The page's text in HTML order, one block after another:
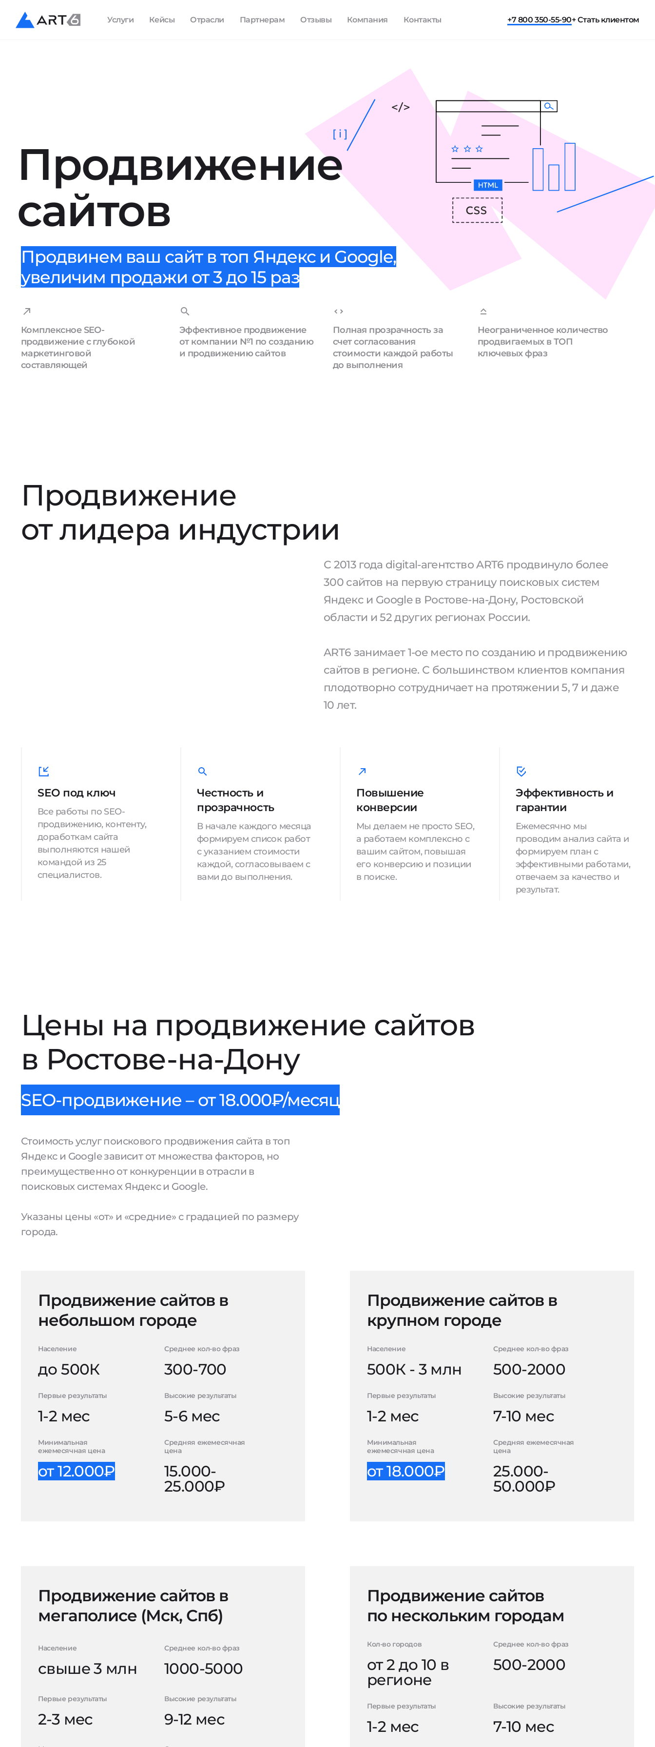
Услуги Кейсы Отрасли Партнерам Отзывы Компания Контакты +7 800 350-55-90+ Стать клиентом
Продвижение
сайтов
[ i ]
Продвинем ваш сайт в топ Яндекс и Google,
увеличим продажи от 3 до 15 раз
Комплексное SEO-
продвижение с глубокой
маркетинговой
составляющей
Эффективное продвижение
от компании №1 по созданию
и продвижению сайтов
Полная прозрачность за
счет согласования
стоимости каждой работы
до выполнения
Неограниченное количество
продвигаемых в ТОП
ключевых фраз
Продвижение
от лидера индустрии
С 2013 года digital-агентство ART6 продвинуло более
300 сайтов на первую страницу поисковых систем
Яндекс и Google в Ростове-на-Дону, Ростовской
области и 52 других регионах России.
ART6 занимает 1-ое место по созданию и продвижению
сайтов в регионе. С большинством клиентов компания
плодотворно сотрудничает на протяжении 5, 7 и даже
10 лет.
SEO под ключ
Все работы по SEO-
продвижению, контенту,
доработкам сайта
выполняются нашей
командой из 25
специалистов.
Честность и
прозрачность
В начале каждого месяца
формируем список работ
с указанием стоимости
каждой, согласовываем с
вами до выполнения.
Повышение
конверсии
Мы делаем не просто SEO,
а работаем комплексно с
вашим сайтом, повышая
его конверсию и позиции
в поиске.
Эффективность и
гарантии
Ежемесячно мы
проводим анализ сайта и
формируем план с
эффективными работами,
отвечаем за качество и
результат.
Цены на продвижение сайтов
в Ростове-на-Дону
SEO-продвижение – от 18.000₽/месяц
Стоимость услуг поискового продвижения сайта в топ
Яндекс и Google зависит от множества факторов, но
преимущественно от конкуренции в отрасли в
поисковых системах Яндекс и Google.
Указаны цены «от» и «средние» с градацией по размеру
города.
Продвижение сайтов в
небольшом городе
Население
до 500К
Среднее кол-во фраз
300-700
Первые результаты
1-2 мес
Высокие результаты
5-6 мес
Минимальная
ежемесячная цена
от 12.000₽
Средняя ежемесячная
цена
15.000-
25.000₽
Продвижение сайтов в
крупном городе
Население
500К - 3 млн
Среднее кол-во фраз
500-2000
Первые результаты
1-2 мес
Высокие результаты
7-10 мес
Минимальная
ежемесячная цена
от 18.000₽
Средняя ежемесячная
цена
25.000-
50.000₽
Продвижение сайтов в
мегаполисе (Мск, Спб)
Население
свыше 3 млн
Среднее кол-во фраз
1000-5000
Первые результаты
2-3 мес
Высокие результаты
9-12 мес
Продвижение сайтов
по нескольким городам
Кол-во городов
от 2 до 10 в
регионе
Среднее кол-во фраз
500-2000
Первые результаты
1-2 мес
Высокие результаты
7-10 мес